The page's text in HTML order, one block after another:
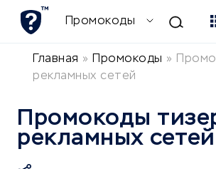
Промокоды
Главная » Промокоды »
рекламных сетей
Промокоды
рекламных сетей